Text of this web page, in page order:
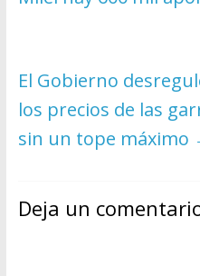
El Gobierno
los precios de las
sin un tope máximo
Deja un